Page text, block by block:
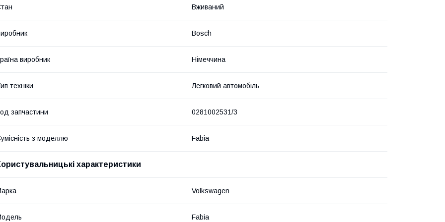
Вживаний
Bosch
виробник Німеччина
техніки Легковий автомобіль
запчастини 0281002531/3
з моделлю Fabia
характеристики
Volkswagen
Fabia